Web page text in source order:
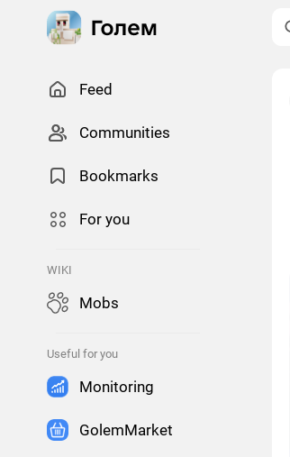
Feed
Сommunities
Bookmarks
For you
WIKI
Mobs
Useful for you
Monitoring
GolemMarket